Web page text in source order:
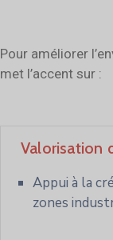
Pour améliorer
met l’accent sur :
Valorisation
Appui à la
zones